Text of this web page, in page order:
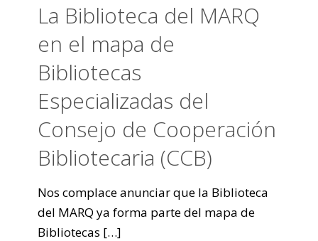
La Biblioteca del MARQ
en el mapa de
Bibliotecas
Especializadas del
Consejo de Cooperación
Bibliotecaria (CCB)
Nos complace anunciar que la Biblioteca
del MARQ ya forma parte del mapa de
Bibliotecas […]